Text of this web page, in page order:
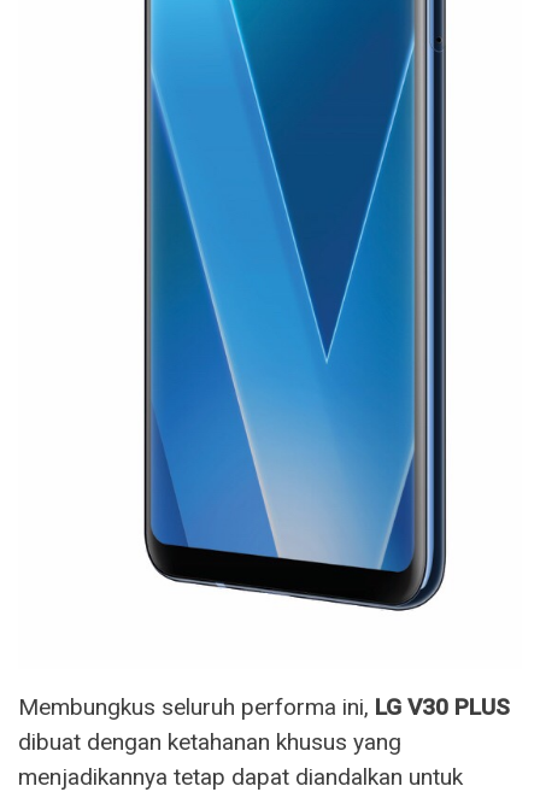
Membungkus seluruh performa ini, LG V30 PLUS
dibuat dengan ketahanan khusus yang
menjadikannya tetap dapat diandalkan untuk